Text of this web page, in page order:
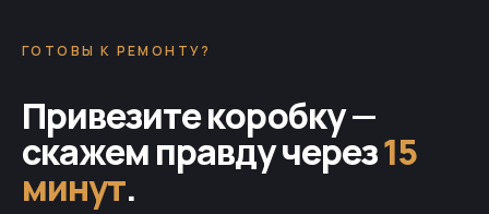
ГОТОВЫ К РЕМОНТУ?
Привезите коробку —
скажем правду через15
минут.